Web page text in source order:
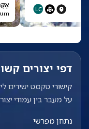
LC
דפי יצורים
קישורי טקסט ישירים
על מעבר בין עמודי
נתחן מפרשי